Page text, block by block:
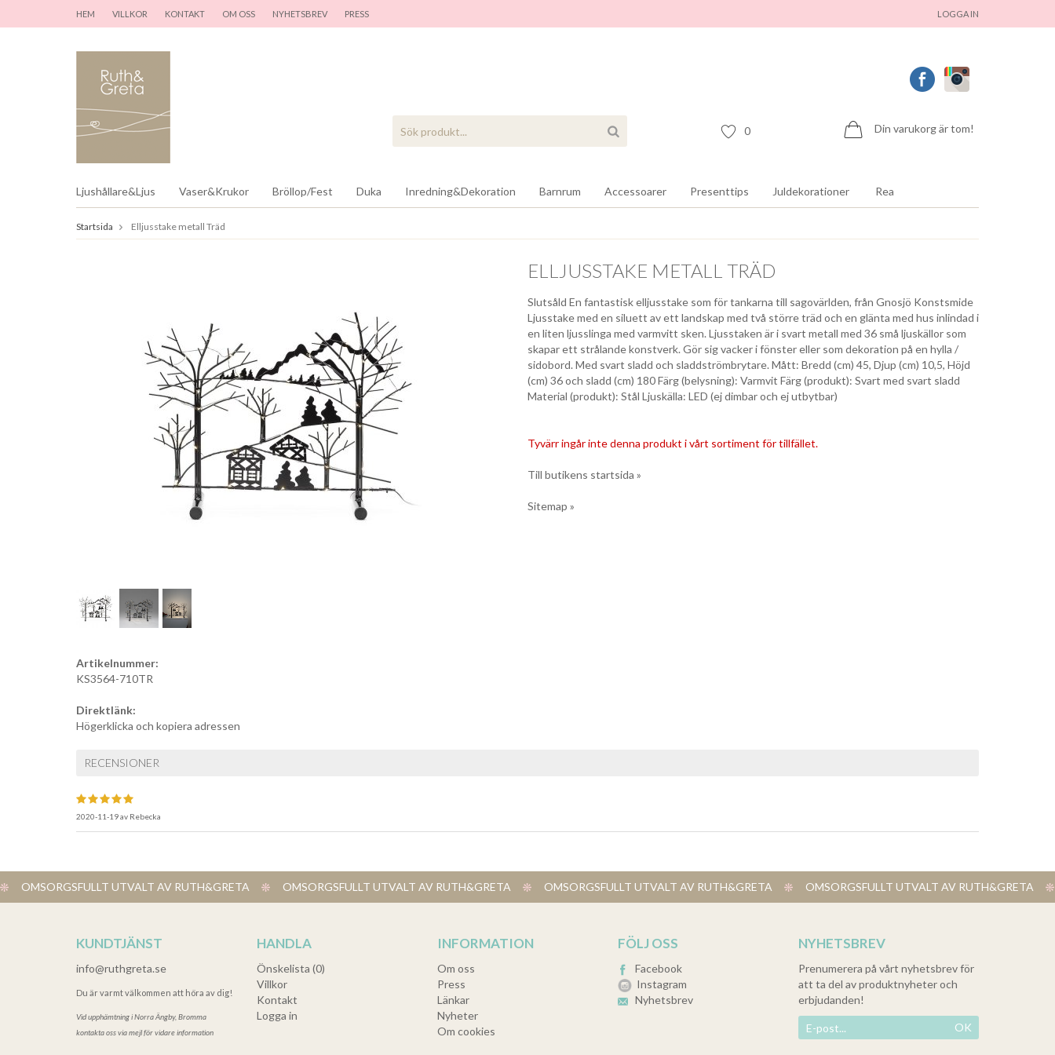
HEM VILLKOR KONTAKT OM OSS NYHETSBREV PRESS LOGGA IN
Din varukorg är tom!
0
Ljushållare&Ljus Vaser&Krukor Bröllop/Fest Duka Inredning&Dekoration Barnrum Accessoarer Presenttips Juldekorationer Rea
Startsida Elljusstake metall Träd
ELLJUSSTAKE METALL TRÄD
Slutsåld En fantastisk elljusstake som för tankarna till sagovärlden, från Gnosjö Konstsmide
Ljusstake med en siluett av ett landskap med två större träd och en glänta med hus inlindad i
en liten ljusslinga med varmvitt sken. Ljusstaken är i svart metall med 36 små ljuskällor som
skapar ett strålande konstverk. Gör sig vacker i fönster eller som dekoration på en hylla /
sidobord. Med svart sladd och sladdströmbrytare. Mått: Bredd (cm) 45, Djup (cm) 10,5, Höjd
(cm) 36 och sladd (cm) 180 Färg (belysning): Varmvit Färg (produkt): Svart med svart sladd
Material (produkt): Stål Ljuskälla: LED (ej dimbar och ej utbytbar)
Tyvärr ingår inte denna produkt i vårt sortiment för tillfället.
Till butikens startsida »
Sitemap »
Artikelnummer:
KS3564-710TR
Direktlänk:
Högerklicka och kopiera adressen
RECENSIONER
2020-11-19av Rebecka
OMSORGSFULLT UTVALT AV RUTH&GRETA OMSORGSFULLT UTVALT AV RUTH&GRETA ​ OMSORGSFULLT UTVALT AV RUTH&GRETA ​ OMSORGSFULLT UTVALT AV RUTH&GRETA
KUNDTJÄNST
info@ruthgreta.se
Du är varmt välkommen att höra av dig!
Vid upphämtning iNorra Ängby, Bromma
kontakta oss via mejl för vidare information
HANDLA
Önskelista (0)
Villkor
Kontakt
Logga in
INFORMATION
Om oss
Press
Länkar
Nyheter
Om cookies
FÖLJ OSS
Facebook
Instagram
Nyhetsbrev
NYHETSBREV
Prenumerera på vårt nyhetsbrev för
att ta del av produktnyheter och
erbjudanden!
OK